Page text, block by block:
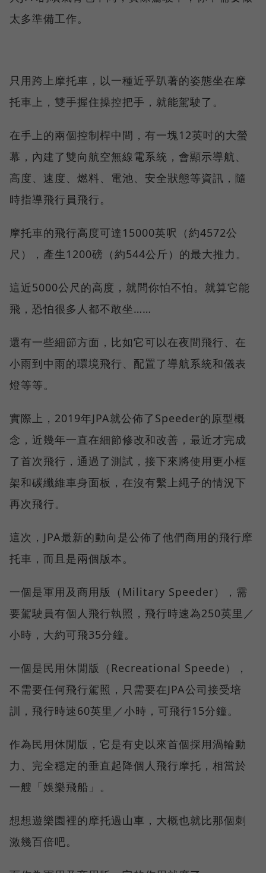
太多準備工作。
只用跨上摩托車，以一種近乎趴著的姿態坐在摩
托車上，雙手握住操控把手，就能駕駛了。
在手上的兩個控制桿中間，有一塊12英吋的大螢
幕，內建了雙向航空無線電系統，會顯示導航、
高度、速度、燃料、電池、安全狀態等資訊，隨
時指導飛行員飛行。
摩托車的飛行高度可達15000英呎（約4572公
尺），產生1200磅（約544公斤）的最大推力。
這近5000公尺的高度，就問你怕不怕。就算它能
飛，恐怕很多人都不敢坐……
還有一些細節方面，比如它可以在夜間飛行、在
小雨到中雨的環境飛行、配置了導航系統和儀表
燈等等。
實際上，2019年JPA就公佈了Speeder的原型概
念，近幾年一直在細節修改和改善，最近才完成
了首次飛行，通過了測試，接下來將使用更小框
架和碳纖維車身面板，在沒有繫上繩子的情況下
再次飛行。
這次，JPA最新的動向是公佈了他們商用的飛行摩
托車，而且是兩個版本。
一個是軍用及商用版（Military Speeder），需
要駕駛員有個人飛行執照，飛行時速為250英里／
小時，大約可飛35分鐘。
一個是民用休閒版（Recreational Speede），
不需要任何飛行駕照，只需要在JPA公司接受培
訓，飛行時速60英里／小時，可飛行15分鐘。
作為民用休閒版，它是有史以來首個採用渦輪動
力、完全穩定的垂直起降個人飛行摩托，相當於
一艘「娛樂飛船」。
想想遊樂園裡的摩托過山車，大概也就比那個刺
激幾百倍吧。